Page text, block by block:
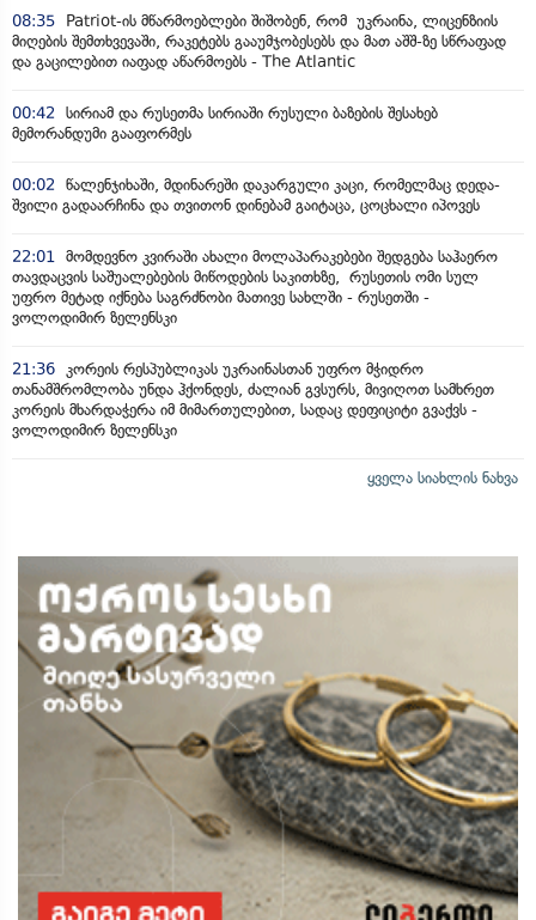
08:35
Patriot-ის მწარმოებლები შიშობენ, რომ უკრაინა, ლიცენზიის
მიღების შემთხვევაში, რაკეტებს გააუმჯობესებს და მათ აშშ-ზე სწრაფად
და გაცილებით იაფად აწარმოებს - The Atlantic
00:42
სირიამ და რუსეთმა სირიაში რუსული ბაზების შესახებ
მემორანდუმი გააფორმეს
00:02
წალენჯიხაში, მდინარეში დაკარგული კაცი, რომელმაც დედა-
შვილი გადაარჩინა და თვითონ დინებამ გაიტაცა, ცოცხალი იპოვეს
22:01
მომდევნო კვირაში ახალი მოლაპარაკებები შედგება საჰაერო
თავდაცვის საშუალებების მიწოდების საკითხზე, რუსეთის ომი სულ
უფრო მეტად იქნება საგრძნობი მათივე სახლში - რუსეთში -
ვოლოდიმირ ზელენსკი
21:36
კორეის რესპუბლიკას უკრაინასთან უფრო მჭიდრო
თანამშრომლობა უნდა ჰქონდეს, ძალიან გვსურს, მივიღოთ სამხრეთ
კორეის მხარდაჭერა იმ მიმართულებით, სადაც დეფიციტი გვაქვს -
ვოლოდიმირ ზელენსკი
ყველა სიახლის ნახვა